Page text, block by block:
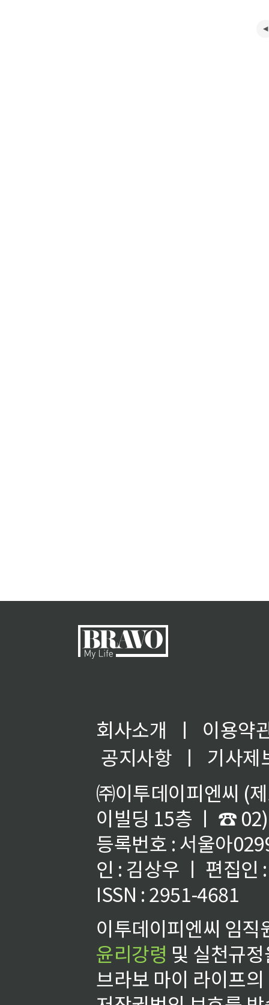
회사소개 ㅣ
이용약
공지사항
ㅣ
기사제
㈜이투데이피엔씨 (
이빌딩 15층 ㅣ ☎
등록번호 : 서울아
인 : 김상우 ㅣ 편집인
ISSN : 2951-4681
이투데이피엔씨 임
윤리강령 및 실천규
브라보 마이 라이프